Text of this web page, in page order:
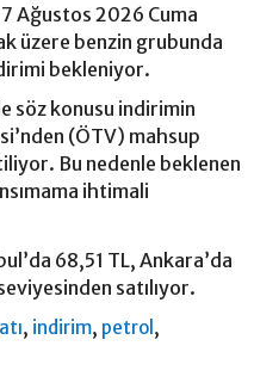
Ağustos 2026 Cuma
üzere benzin grubunda
bekleniyor.
söz konusu indirimin
(ÖTV) mahsup
Bu nedenle beklenen
ihtimali
68,51 TL, Ankara’da
satılıyor.
, indirim, petrol ,